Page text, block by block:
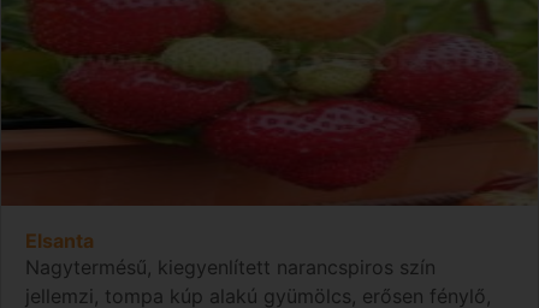
Elsanta
Nagytermésű, kiegyenlített narancspiros szín
jellemzi, tompa kúp alakú gyümölcs, erősen fénylő,